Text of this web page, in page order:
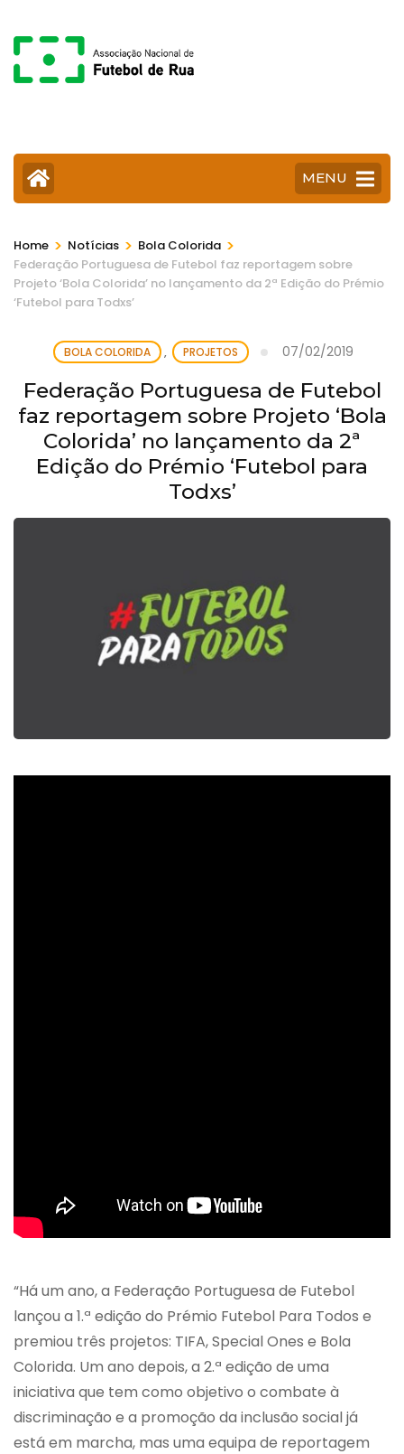
to
content
(Press
MENU
Home > Notícias > Bola Colorida >
Federação Portuguesa de Futebol faz reportagem sobre
Projeto ‘Bola Colorida’ no lançamento da 2ª Edição do Prémio
‘Futebol para Todxs’
BOLA COLORIDA , PROJETOS 07/02/2019
Federação Portuguesa de Futebol
faz reportagem sobre Projeto ‘Bola
Colorida’ no lançamento da 2ª
Edição do Prémio ‘Futebol para
Todxs’
“Há um ano, a Federação Portuguesa de Futebol
lançou a 1.ª edição do Prémio Futebol Para Todos e
premiou três projetos: TIFA, Special Ones e Bola
Colorida. Um ano depois, a 2.ª edição de uma
iniciativa que tem como objetivo o combate à
discriminação e a promoção da inclusão social já
está em marcha, mas uma equipa de reportagem